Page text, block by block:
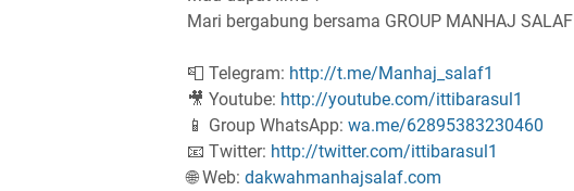
Mari bergabung bersama GROUP MANHAJ SALAF
📮 Telegram: http://t.me/Manhaj_salaf1
🎥 Youtube: http://youtube.com/ittibarasul1
📱 Group WhatsApp: wa.me/62895383230460
📧 Twitter: http://twitter.com/ittibarasul1
🌐 Web: dakwahmanhajsalaf.com